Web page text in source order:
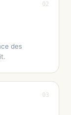
02
des
03